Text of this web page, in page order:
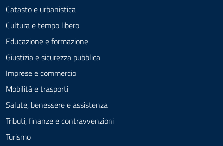
Catasto e urbanistica
Cultura e tempo libero
Educazione e formazione
Giustizia e sicurezza pubblica
Imprese e commercio
Mobilità e trasporti
Salute, benessere e assistenza
Tributi, finanze e contravvenzioni
Turismo